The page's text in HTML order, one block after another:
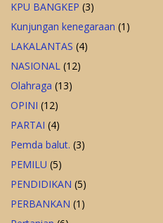
KPU BANGKEP (3)
Kunjungan kenegaraan (1)
LAKALANTAS (4)
NASIONAL (12)
Olahraga (13)
OPINI (12)
PARTAI (4)
Pemda balut. (3)
PEMILU (5)
PENDIDIKAN (5)
PERBANKAN (1)